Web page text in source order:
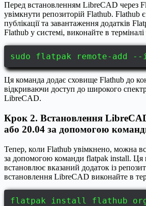
Перед встановленням LibreCAD через
увімкнути репозиторій Flathub. Flathub
публікації та завантаження додатків
Flathub у системі, виконайте в
sudo flatpak remote-add
Ця команда додає сховище Flathub до
відкриваючи доступ до широкого
LibreCAD.
Крок 2. Встановлення
або 20.04 за допомогою
Тепер, коли Flathub увімкнено, можна
за допомогою команди flatpak install. Ця
встановлює вказаний додаток із
встановлення LibreCAD виконайте в
flatpak install flathub